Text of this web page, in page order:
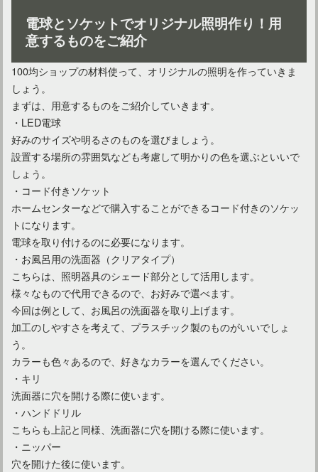
電球とソケットでオリジナル照明作り！用
意するものをご紹介
100均ショップの材料使って、オリジナルの照明を作っていきま
しょう。
まずは、用意するものをご紹介していきます。
・LED電球
好みのサイズや明るさのものを選びましょう。
設置する場所の雰囲気なども考慮して明かりの色を選ぶといいで
しょう。
・コード付きソケット
ホームセンターなどで購入することができるコード付きのソケッ
トになります。
電球を取り付けるのに必要になります。
・お風呂用の洗面器（クリアタイプ）
こちらは、照明器具のシェード部分として活用します。
様々なもので代用できるので、お好みで選べます。
今回は例として、お風呂の洗面器を取り上げます。
加工のしやすさを考えて、プラスチック製のものがいいでしょ
う。
カラーも色々あるので、好きなカラーを選んでください。
・キリ
洗面器に穴を開ける際に使います。
・ハンドドリル
こちらも上記と同様、洗面器に穴を開ける際に使います。
・ニッパー
穴を開けた後に使います。